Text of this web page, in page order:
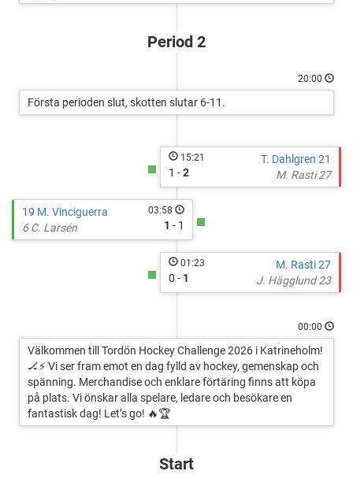
Period 2
20:00
Första perioden slut, skotten slutar 6-11.
T. Dahlgren 21
M. Rasti 27
15:21
1 -2
19 M. Vinciguerra
6 C. Larsén
03:58
1 - 1
M. Rasti 27
J. Hägglund 23
01:23
0 - 1
00:00
Välkommen till Tordön Hockey Challenge 2026 i Katrineholm!
🏒⚡ Vi ser fram emot en dag fylld av hockey, gemenskap och
spänning. Merchandise och enklare förtäring finns att köpa
på plats. Vi önskar alla spelare, ledare och besökare en
fantastisk dag! Let’s go! 🔥🏆
Start